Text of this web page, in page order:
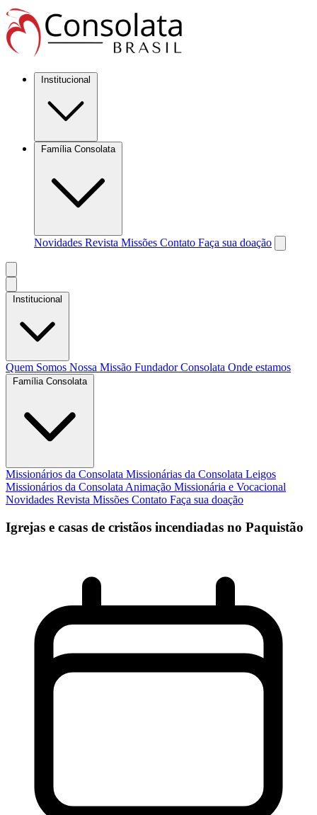
Institucional
Família Consolata
Novidades Revista Missões Contato Faça sua doação
Institucional
Quem Somos Nossa Missão FundadorConsolata Onde estamos
Família Consolata
Missionários da Consolata Missionárias da Consolata Leigos
Missionários da Consolata Animação Missionária e Vocacional
Novidades Revista Missões Contato Faça sua doação
Igrejas e casas de cristãos incendiadas no Paquistão